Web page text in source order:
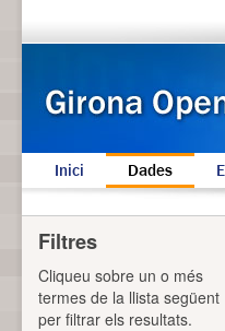
Inici Dades
Filtres
Cliqueu sobre un o més
termes de la llista següent
per filtrar els resultats.